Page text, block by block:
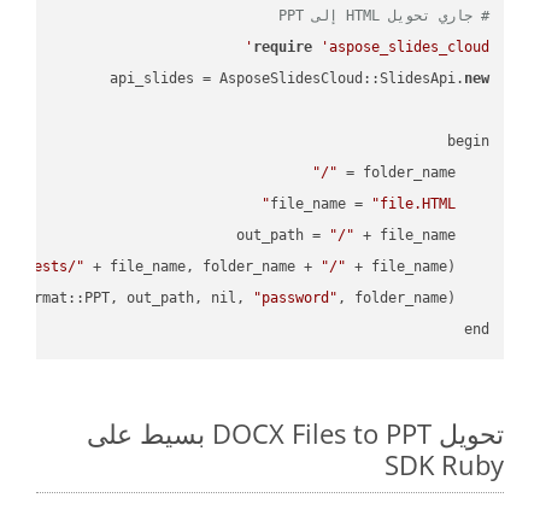
# جاري تحويل HTML إلى PPT
require
'aspose_slides_cloud'
api_slides = AsposeSlidesCloud::SlidesApi. new
    folder_name =
"/"
    file_name =
"file.HTML"
    out_path =
"/"
" + file_name, folder_name +
"/"
"password"
end
تحويل DOCX Files to PPT بسيط على
SDK Ruby